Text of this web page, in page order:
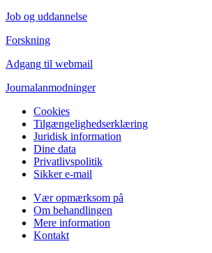
Job og uddannelse
Forskning
Adgang til webmail
Journalanmodninger
Cookies
Tilgængelighedserklæring
Juridisk information
Dine data
Privatlivspolitik
Sikker e-mail
Vær opmærksom på
Om behandlingen
Mere information
Kontakt